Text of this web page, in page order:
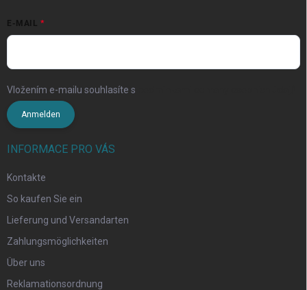
E-MAIL
Vložením e-mailu souhlasíte s
Anmelden
INFORMACE PRO VÁS
Kontakte
So kaufen Sie ein
Lieferung und Versandarten
Zahlungsmöglichkeiten
Über uns
Reklamationsordnung